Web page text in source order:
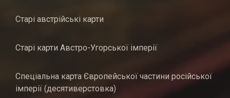
Старі австрійські карти
Старі карти Австро-Угорської імперії
Спеціальна карта Європейської частини російської
імперії (десятиверстовка)